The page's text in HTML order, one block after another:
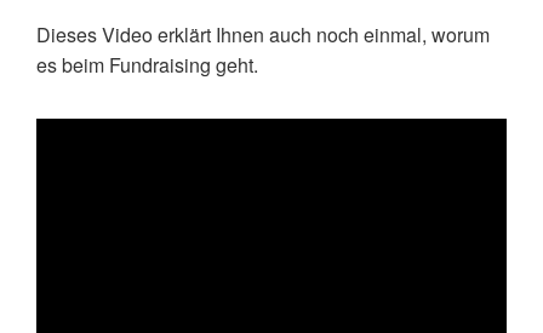
Dieses Video erklärt Ihnen auch noch einmal, worum
es beim Fundraising geht.